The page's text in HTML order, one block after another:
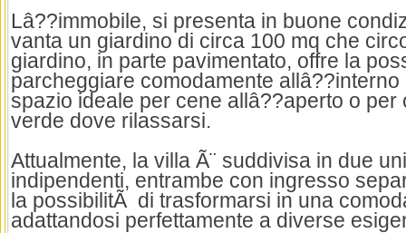
Lâ??immobile, si presenta in buone
vanta un giardino di circa 100 mq che
giardino, in parte pavimentato, offre la
parcheggiare comodamente
spazio ideale per cene allâ??aperto o per
verde dove rilassarsi.
Attualmente, la villa Ã¨ suddivisa in due
indipendenti, entrambe con ingresso
la possibilitÃ di trasformarsi in una
adattandosi perfettamente a diverse